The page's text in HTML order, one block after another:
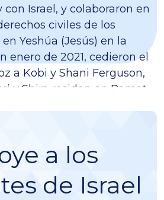
Israel, y colaboraron en
civiles de los
Yeshúa (Jesús) en la
enero de 2021, cedieron el
a Kobi y Shani Ferguson,
y Shira residen en Ramat
a los
de Israel